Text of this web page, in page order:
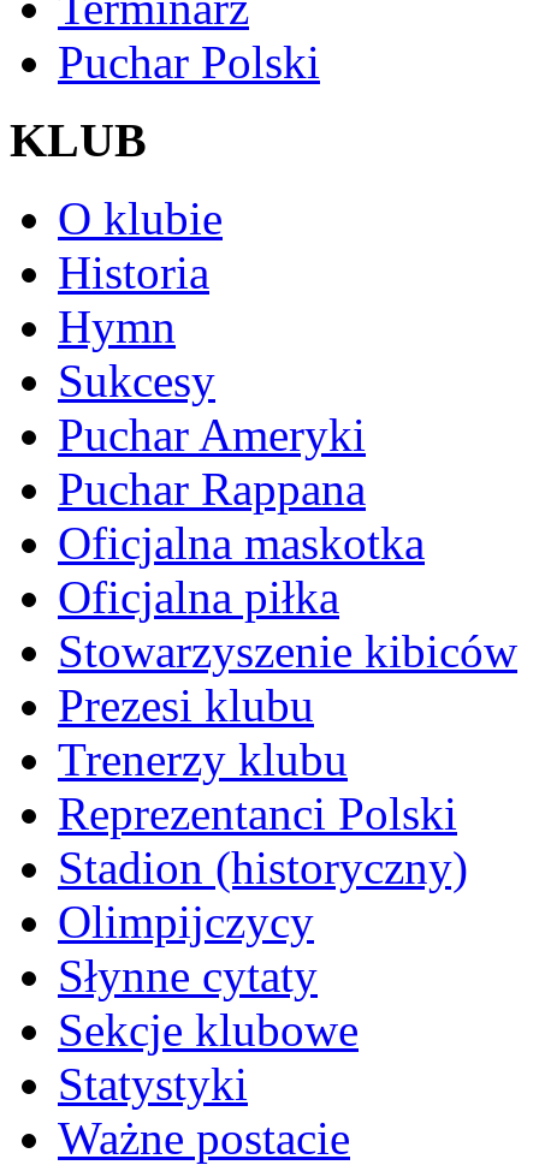
Puchar Polski
KLUB
O klubie
Historia
Hymn
Sukcesy
Puchar Ameryki
Puchar Rappana
Oficjalna maskotka
Oficjalna piłka
Stowarzyszenie kibiców
Prezesi klubu
Trenerzy klubu
Reprezentanci Polski
Stadion (historyczny)
Olimpijczycy
Słynne cytaty
Sekcje klubowe
Statystyki
Ważne postacie